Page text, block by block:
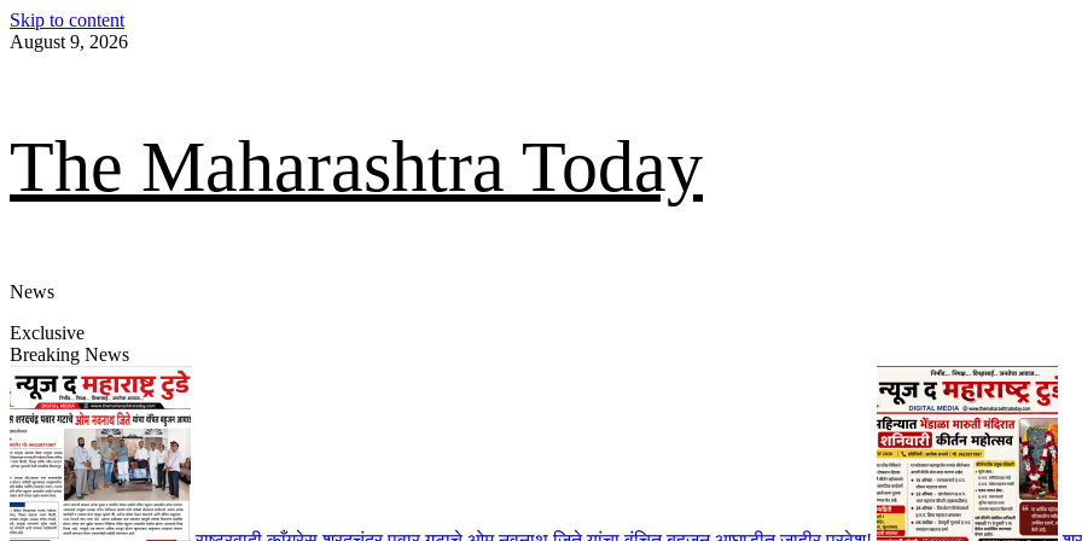
Skip to content
August 9, 2026
The Maharashtra Today
News
Exclusive
Breaking News